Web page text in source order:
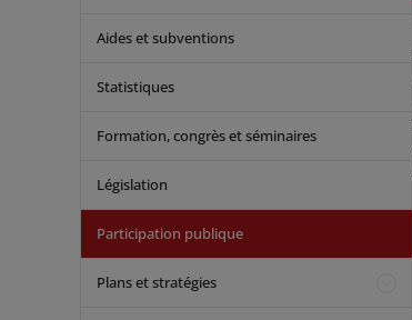
Aides et subventions
Statistiques
Formation, congrès et séminaires
Législation
Participation publique
Plans et stratégies